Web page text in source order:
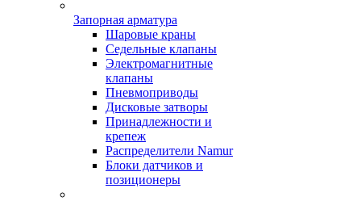
Запорная арматура
Шаровые краны
Седельные клапаны
Электромагнитные
клапаны
Пневмоприводы
Дисковые затворы
Принадлежности и
крепеж
Распределители Namur
Блоки датчиков и
позиционеры